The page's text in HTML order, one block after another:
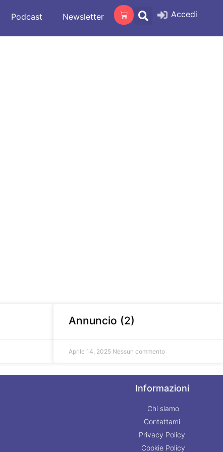
Podcast Newsletter Accedi
Annuncio (2)
Aprile 14, 2025 Nessun commento
Informazioni
Chi siamo
Contattami
Privacy Policy
Cookie Policy